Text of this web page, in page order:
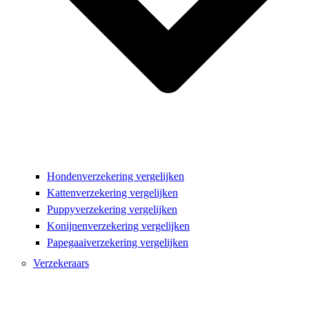
Hondenverzekering vergelijken
Kattenverzekering vergelijken
Puppyverzekering vergelijken
Konijnenverzekering vergelijken
Papegaaiverzekering vergelijken
Verzekeraars